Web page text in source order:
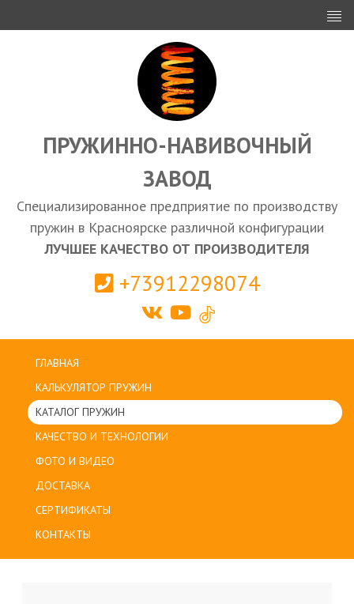
ИНВЕСТОРАМ
ПРОЕКТИРОВАНИЕ
ЭКСПОРТ
ЗАКУПКИ
КАЛЬКУЛЯТОР ПРУЖИН
Красноярск
ПРУЖИННО-НАВИВОЧНЫЙ
ЗАВОД
Специализированное предприятие по производству
пружин в Красноярске различной конфигурации
ЛУЧШЕЕ КАЧЕСТВО ОТ ПРОИЗВОДИТЕЛЯ
+73912298074
ГЛАВНАЯ
КАЛЬКУЛЯТОР ПРУЖИН
КАТАЛОГ ПРУЖИН
КАЧЕСТВО И ТЕХНОЛОГИИ
ФОТО И ВИДЕО
ДОСТАВКА
СЕРТИФИКАТЫ
КОНТАКТЫ